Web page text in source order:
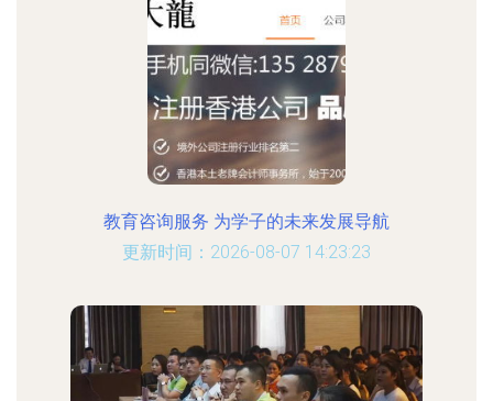
教育咨询服务 为学子的未来发展导航
更新时间：2026-08-07 14:23:23